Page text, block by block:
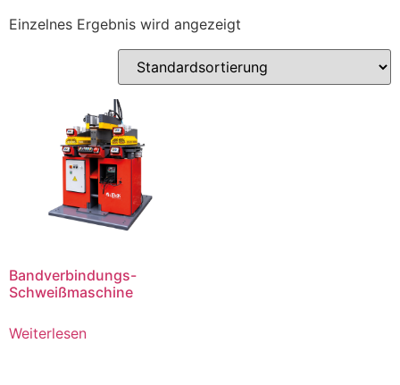
Einzelnes Ergebnis wird angezeigt
Bandverbindungs-
Schweißmaschine
Weiterlesen